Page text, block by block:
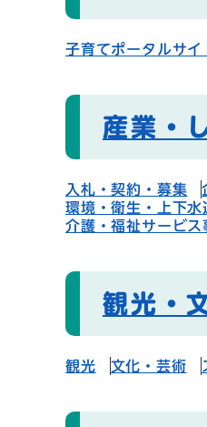
子育てポータルサイ
産業・
入札・契約・募集
環境・衛生・上下水
介護・福祉サービス
観光・
観光 文化・芸術